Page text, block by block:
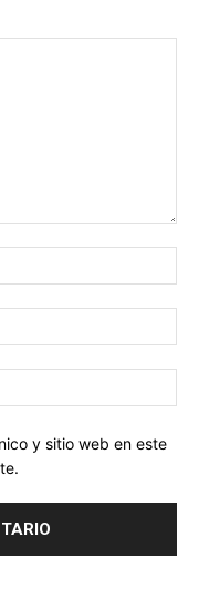
y sitio web en este